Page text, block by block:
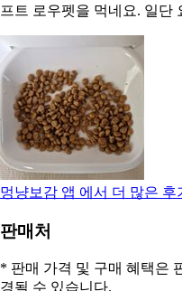
프트 로우펫을 먹네요. 일단
멍냥보감 앱 에서 더 많은 후
판매처
* 판매 가격 및 구매 혜택은
경될 수 있습니다.